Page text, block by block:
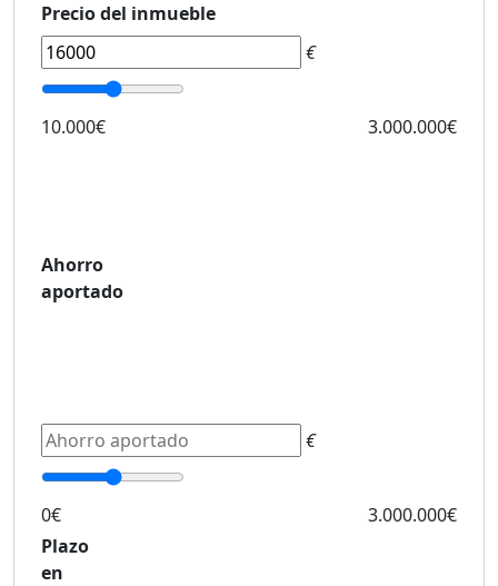
Precio del inmueble
€
10.000€ 3.000.000€
Ahorro
aportado
€
0€
3.000.000€
Plazo
en